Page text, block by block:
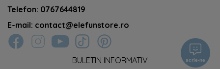
Telefon: 0767644819
E-mail: contact@elefunstore.ro
scrie-ne
BULETIN INFORMATIV